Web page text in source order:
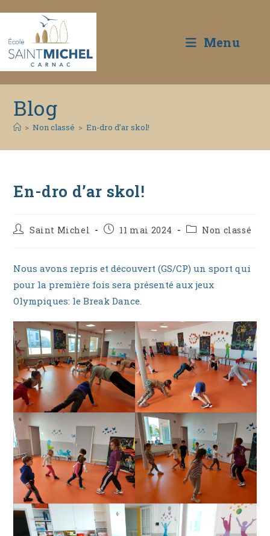
content
Menu
Blog
> Non classé > En-dro d’ar skol!
En-dro d’ar skol!
Auteur/autrice
publication :
Saint Michel
Publication
11 mai 2024
PostNon classé
Nous avons repris et découvert (GS/CP) un sport qui
pour la première fois sera présenté aux jeux
Olympiques: le Break Dance.